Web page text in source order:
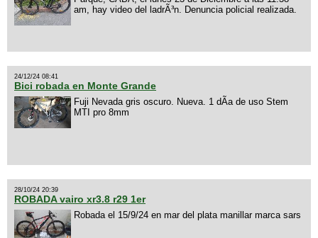
am, hay video del ladrÃ³n. Denuncia policial realizada.
24/12/24 08:41
Bici robada en Monte Grande
Fuji Nevada gris oscuro. Nueva. 1 dÃ­a de uso Stem
MTI pro 8mm
28/10/24 20:39
ROBADA vairo xr3.8 r29 1er
Robada el 15/9/24 en mar del plata manillar marca sars